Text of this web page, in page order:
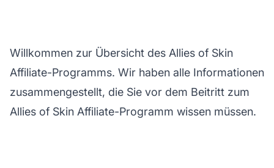
Willkommen zur Übersicht des Allies of Skin
Affiliate-Programms. Wir haben alle Informationen
zusammengestellt, die Sie vor dem Beitritt zum
Allies of Skin Affiliate-Programm wissen müssen.